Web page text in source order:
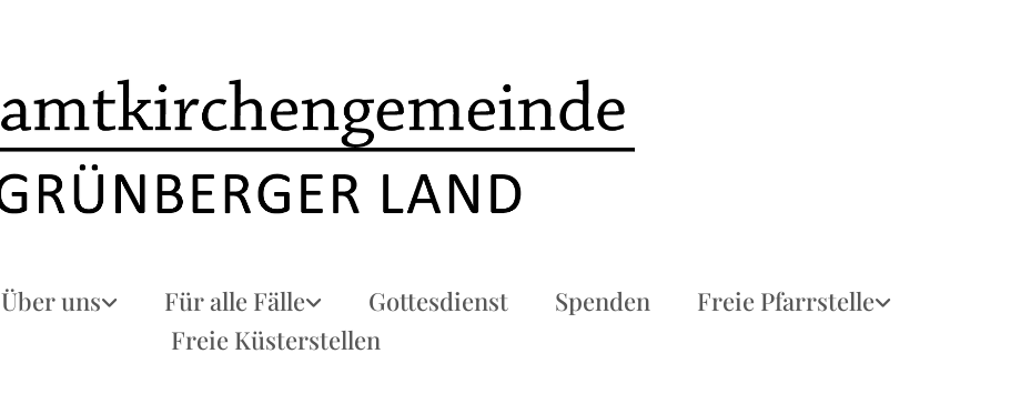
Über uns Für alle Fälle Gottesdienst Spenden
Freie Pfarrstelle
Freie Küsterstellen